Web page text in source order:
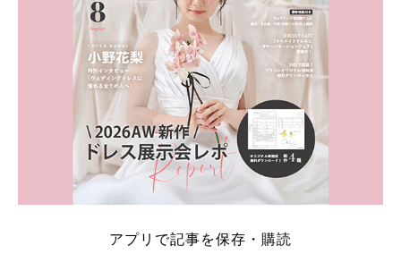
アプリで記事を保存・購読